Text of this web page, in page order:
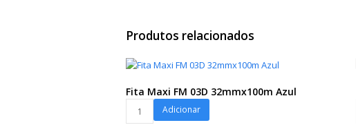
Produtos relacionados
Fita Maxi FM 03D 32mmx100m Azul
Adicionar